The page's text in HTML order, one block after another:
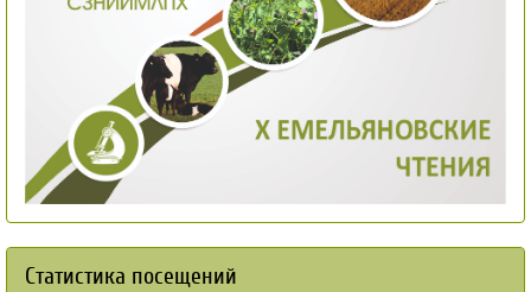
Статистика посещений